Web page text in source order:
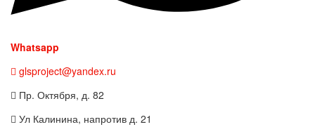
Whatsapp
glsproject@yandex.ru
Пр. Октября, д. 82
Ул Калинина, напротив д. 21